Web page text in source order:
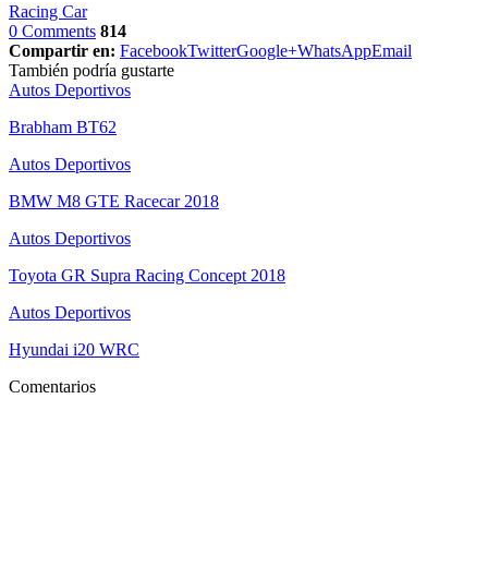
Racing Car
0 Comments 814
Compartir en: FacebookTwitterGoogle+WhatsAppEmail
También podría gustarte
Autos Deportivos
Brabham BT62
Autos Deportivos
BMW M8 GTE Racecar 2018
Autos Deportivos
Toyota GR Supra Racing Concept 2018
Autos Deportivos
Hyundai i20 WRC
Comentarios